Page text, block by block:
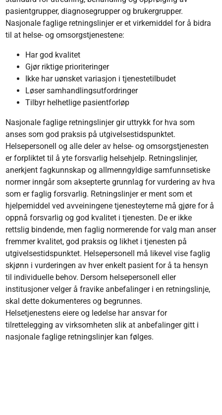
pasientgrupper, diagnosegrupper og brukergrupper.
Nasjonale faglige retningslinjer er et virkemiddel for å bidra
til at helse- og omsorgstjenestene:
Har god kvalitet
Gjør riktige prioriteringer
Ikke har uønsket variasjon i tjenestetilbudet
Løser samhandlingsutfordringer
Tilbyr helhetlige pasientforløp
Nasjonale faglige retningslinjer gir uttrykk for hva som
anses som god praksis på utgivelsestidspunktet.
Helsepersonell og alle deler av helse- og omsorgstjenesten
er forpliktet til å yte forsvarlig helsehjelp. Retningslinjer,
anerkjent fagkunnskap og allmenngyldige samfunnsetiske
normer inngår som aksepterte grunnlag for vurdering av hva
som er faglig forsvarlig. Retningslinjer er ment som et
hjelpemiddel ved avveiningene tjenesteyterne må gjøre for å
oppnå forsvarlig og god kvalitet i tjenesten. De er ikke
rettslig bindende, men faglig normerende for valg man anser
fremmer kvalitet, god praksis og likhet i tjenesten på
utgivelsestidspunktet. Helsepersonell må likevel vise faglig
skjønn i vurderingen av hver enkelt pasient for å ta hensyn
til individuelle behov. Dersom helsepersonell eller
institusjoner velger å fravike anbefalinger i en retningslinje,
skal dette dokumenteres og begrunnes.
Helsetjenestens eiere og ledelse har ansvar for
tilrettelegging av virksomheten slik at anbefalinger gitt i
nasjonale faglige retningslinjer kan følges.